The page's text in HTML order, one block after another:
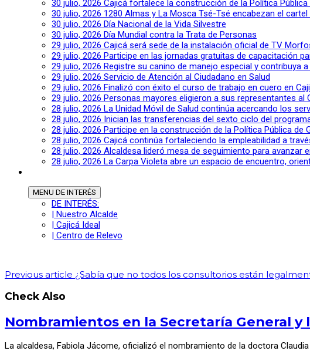
30 julio, 2026 Cajicá fortalece la construcción de la Política
30 julio, 2026 1280 Almas y La Mosca Tsé-Tsé encabezan el
30 julio, 2026 Día Nacional de la Vida Silvestre
30 julio, 2026 Día Mundial contra la Trata de Personas
29 julio, 2026 Cajicá será sede de la instalación oficial de TV
29 julio, 2026 Participe en las jornadas gratuitas de capacitación
29 julio, 2026 Registre su canino de manejo especial y contribuya
29 julio, 2026 Servicio de Atención al Ciudadano en Salud
29 julio, 2026 Finalizó con éxito el curso de trabajo en cuero en
29 julio, 2026 Personas mayores eligieron a sus representantes al
28 julio, 2026 La Unidad Móvil de Salud continúa acercando los
28 julio, 2026 Inician las transferencias del sexto ciclo del
28 julio, 2026 Participe en la construcción de la Política Pública de
28 julio, 2026 Cajicá continúa fortaleciendo la empleabilidad a
28 julio, 2026 Alcaldesa lideró mesa de seguimiento para avanzar
28 julio, 2026 La Carpa Violeta abre un espacio de encuentro,
MENU DE INTERÉS
DE INTERÉS:
| Nuestro Alcalde
| Cajicá Ideal
| Centro de Relevo
Previous article ¿Sabía que no todos los consultorios están
Check Also
Nombramientos en la Secretaría General
La alcaldesa, Fabiola Jácome, oficializó el nombramiento de la doctora